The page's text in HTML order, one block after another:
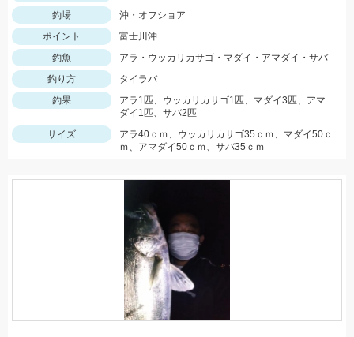
釣場
沖・オフショア
ポイント
富士川沖
釣魚
アラ・ウッカリカサゴ・マダイ・アマダイ・サバ
釣り方
タイラバ
釣果
アラ1匹、ウッカリカサゴ1匹、マダイ3匹、アマ
ダイ1匹、サバ2匹
サイズ
アラ40ｃｍ、ウッカリカサゴ35ｃｍ、マダイ50ｃ
ｍ、アマダイ50ｃｍ、サバ35ｃｍ